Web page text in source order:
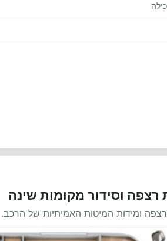
רצפה וסידור מקומות שינה
ומידות המיטות האמיתיות של